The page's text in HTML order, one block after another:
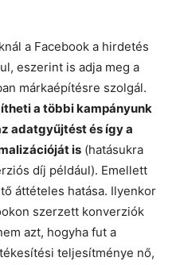
a Facebook a hirdetés
eszerint is adja meg a
márkaépítésre szolgál.
a többi kampányunk
adatgyűjtést és így a
is (hatásukra
díj például). Emellett
áttételes hatása. Ilyenkor
szerzett konverziók
azt, hogyha fut a
teljesítménye nő,